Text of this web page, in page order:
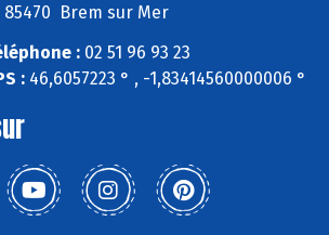
85470 Brem sur Mer
:02 51 96 93 23
: 46,6057223 ° , -1,83414560000006 °